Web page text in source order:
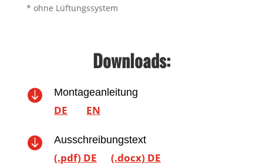
* ohne Lüftungssystem
Downloads:
 Montageanleitung
DE EN
 Ausschreibungstext
(.pdf) DE (.docx) DE